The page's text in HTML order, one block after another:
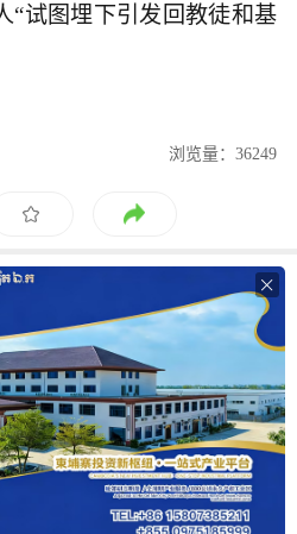
“试图埋下引发回教徒和基
浏览量：36249
